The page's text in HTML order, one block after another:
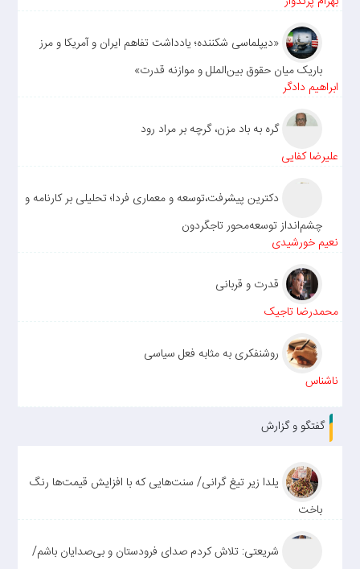
«دیپلماسی شکننده؛ یادداشت تفاهم ایران و آمریکا و مرز
باریک میان حقوق بین‌الملل و موازنه قدرت»
ابراهیم دادگر
گره به باد مزن، گرچه بر مراد رود
علیرضا کفایی
دکترین پیشرفت،توسعه و معماری فردا؛ تحلیلی بر کارنامه و
چشم‌انداز توسعه‌محور تاجگردون
نعیم خورشیدی
قدرت و قربانی
محمدرضا تاجیک
روشنفکری به مثابه فعل سیاسی
ناشناس
گفتگو و گزارش
یلدا زیر تیغ گرانی/ سنت‌هایی که با افزایش قیمت‌ها رنگ
باخت
شریعتی: تلاش کردم صدای فرودستان و بی‌صدایان باشم/